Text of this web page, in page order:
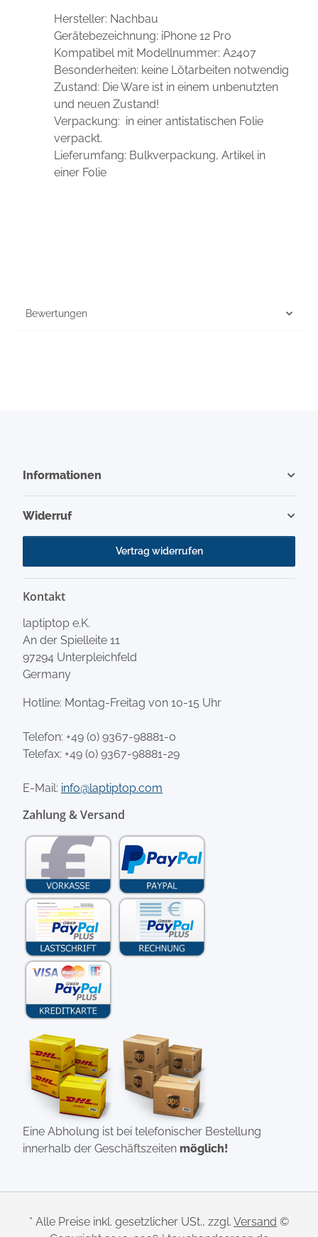
Hersteller: Nachbau
Gerätebezeichnung: iPhone 12 Pro
Kompatibel mit Modellnummer: A2407
Besonderheiten: keine Lötarbeiten notwendig
Zustand: Die Ware ist in einem unbenutzten
und neuen Zustand!
Verpackung: in einer antistatischen Folie
verpackt.
Lieferumfang: Bulkverpackung, Artikel in
einer Folie
Bewertungen
Informationen
Widerruf
Vertrag widerrufen
Kontakt
laptiptop e.K.
An der Spielleite 11
97294 Unterpleichfeld
Germany
Hotline: Montag-Freitag von 10-15 Uhr
Telefon: +49 (0) 9367-98881-0
Telefax: +49 (0) 9367-98881-29
E-Mail: info@laptiptop.com
Zahlung & Versand
Eine Abholung ist bei telefonischer Bestellung
innerhalb der Geschäftszeiten möglich!
* Alle Preise inkl. gesetzlicher USt., zzgl. Versand ©